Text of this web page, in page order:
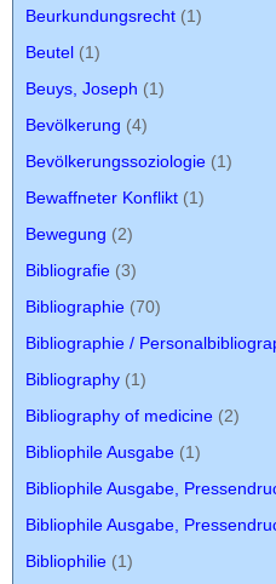
Beurkundungsrecht (1)
Beutel (1)
Beuys, Joseph (1)
Bevölkerung (4)
Bevölkerungssoziologie (1)
Bewaffneter Konflikt (1)
Bewegung (2)
Bibliografie (3)
Bibliographie (70)
Bibliographie /
Bibliography (1)
Bibliography of medicine (2)
Bibliophile Ausgabe (1)
Bibliophile Ausgabe,
Bibliophile Ausgabe,
Bibliophilie (1)